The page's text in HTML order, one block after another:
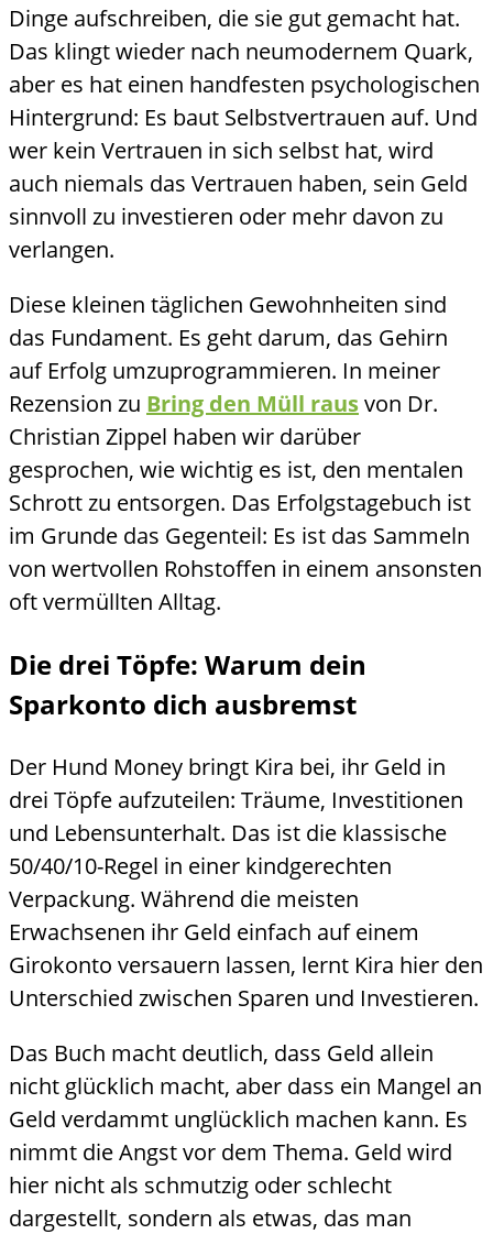
Dinge aufschreiben, die sie gut gemacht hat.
Das klingt wieder nach neumodernem Quark,
aber es hat einen handfesten psychologischen
Hintergrund: Es baut Selbstvertrauen auf. Und
wer kein Vertrauen in sich selbst hat, wird
auch niemals das Vertrauen haben, sein Geld
sinnvoll zu investieren oder mehr davon zu
verlangen.
Diese kleinen täglichen Gewohnheiten sind
das Fundament. Es geht darum, das Gehirn
auf Erfolg umzuprogrammieren. In meiner
Rezension zu Bring den Müll rausvon Dr.
Christian Zippel haben wir darüber
gesprochen, wie wichtig es ist, den mentalen
Schrott zu entsorgen. Das Erfolgstagebuch ist
im Grunde das Gegenteil: Es ist das Sammeln
von wertvollen Rohstoffen in einem ansonsten
oft vermüllten Alltag.
Die drei Töpfe: Warum dein
Sparkonto dich ausbremst
Der Hund Money bringt Kira bei, ihr Geld in
drei Töpfe aufzuteilen: Träume, Investitionen
und Lebensunterhalt. Das ist die klassische
50/40/10-Regel in einer kindgerechten
Verpackung. Während die meisten
Erwachsenen ihr Geld einfach auf einem
Girokonto versauern lassen, lernt Kira hier den
Unterschied zwischen Sparen und Investieren.
Das Buch macht deutlich, dass Geld allein
nicht glücklich macht, aber dass ein Mangel an
Geld verdammt unglücklich machen kann. Es
nimmt die Angst vor dem Thema. Geld wird
hier nicht als schmutzig oder schlecht
dargestellt, sondern als etwas, das man